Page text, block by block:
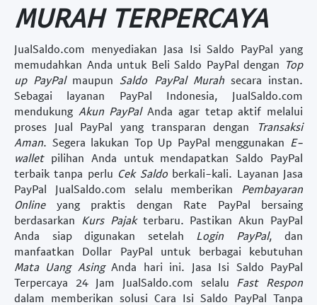
MURAH TERPERCAYA
JualSaldo.com menyediakan Jasa Isi Saldo PayPal yang
memudahkan Anda untuk Beli Saldo PayPal dengan Top
up PayPalmaupun Saldo PayPal Murahsecara instan.
Sebagai layanan PayPal Indonesia, JualSaldo.com
mendukung Akun PayPalAnda agar tetap aktif melalui
proses Jual PayPal yang transparan dengan
Transaksi
Aman. Segera lakukan Top Up PayPal menggunakan E-
walletpilihan Anda untuk mendapatkanSaldo PayPal
terbaik tanpa perlu Cek Saldoberkali-kali. Layanan Jasa
PayPal JualSaldo.com selalu memberikan Pembayaran
Onlineyang praktis dengan Rate PayPal bersaing
berdasarkan Kurs Pajakterbaru. PastikanAkun PayPal
Anda siap digunakan setelah Login PayPal, dan
manfaatkan Dollar PayPal untuk berbagai kebutuhan
Mata Uang AsingAnda hari ini. Jasa Isi Saldo PayPal
Terpercaya 24 Jam JualSaldo.com selalu Fast Respon
dalam memberikan solusi Cara Isi Saldo PayPal Tanpa